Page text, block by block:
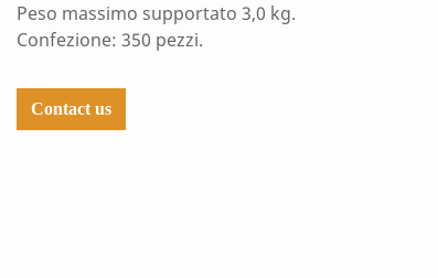
Peso massimo supportato 3,0 kg.
Confezione: 350 pezzi.
Contact us